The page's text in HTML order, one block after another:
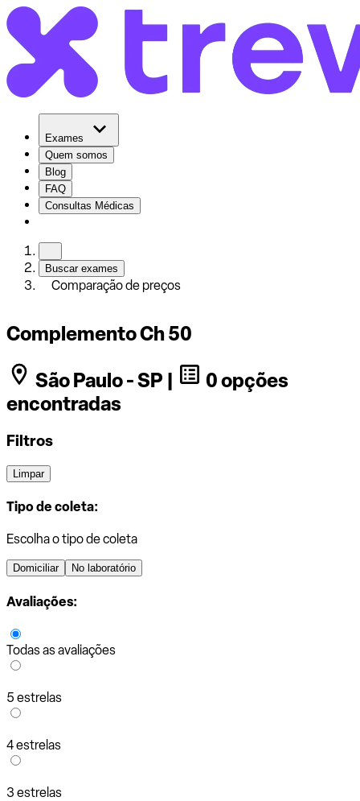
Exames
Quem somos
Blog
FAQ
Consultas Médicas
Buscar exames
Comparação de preços
Complemento Ch 50
São Paulo - SP |
0 opções
encontradas
Filtros
Limpar
Tipo de coleta:
Escolha o tipo de coleta
Domiciliar No laboratório
Avaliações:
Todas as avaliações
5 estrelas
4 estrelas
3 estrelas